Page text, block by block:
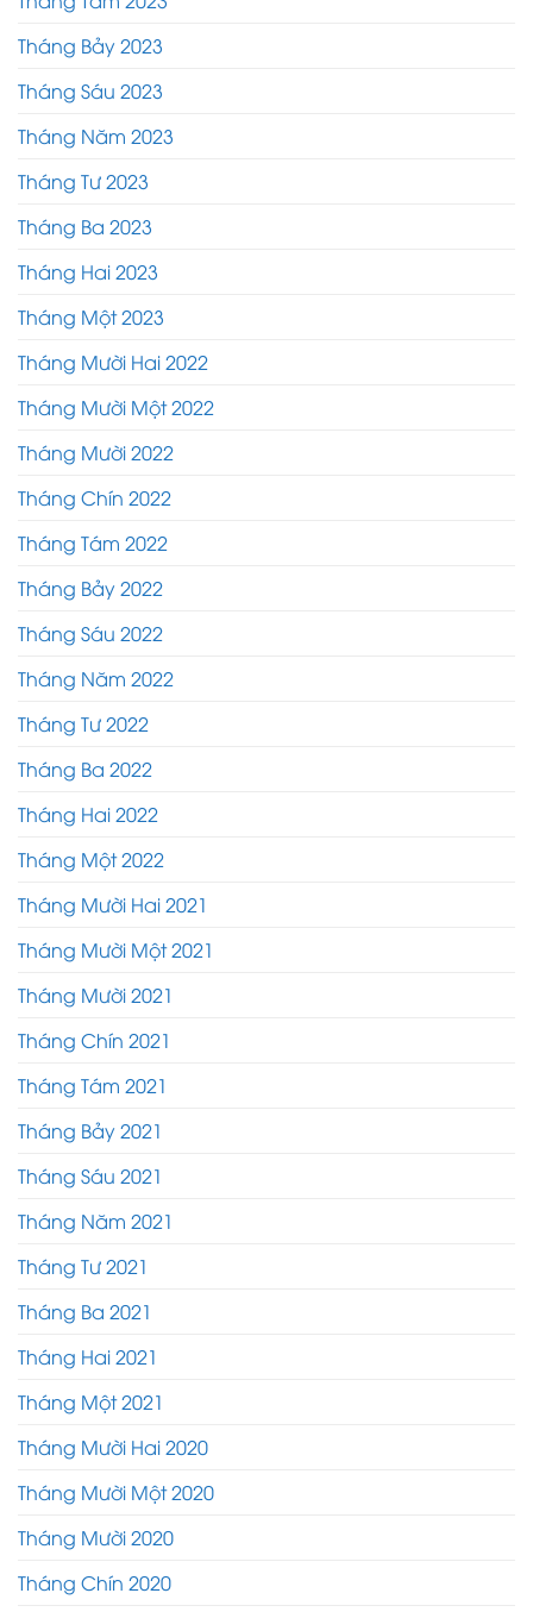
Tháng Bảy 2023
Tháng Sáu 2023
Tháng Năm 2023
Tháng Tư 2023
Tháng Ba 2023
Tháng Hai 2023
Tháng Một 2023
Tháng Mười Hai 2022
Tháng Mười Một 2022
Tháng Mười 2022
Tháng Chín 2022
Tháng Tám 2022
Tháng Bảy 2022
Tháng Sáu 2022
Tháng Năm 2022
Tháng Tư 2022
Tháng Ba 2022
Tháng Hai 2022
Tháng Một 2022
Tháng Mười Hai 2021
Tháng Mười Một 2021
Tháng Mười 2021
Tháng Chín 2021
Tháng Tám 2021
Tháng Bảy 2021
Tháng Sáu 2021
Tháng Năm 2021
Tháng Tư 2021
Tháng Ba 2021
Tháng Hai 2021
Tháng Một 2021
Tháng Mười Hai 2020
Tháng Mười Một 2020
Tháng Mười 2020
Tháng Chín 2020